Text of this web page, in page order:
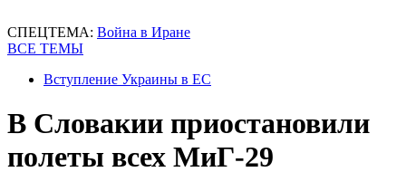
СПЕЦТЕМА: Война в Иране
ВСЕ ТЕМЫ
Вступление Украины в ЕС
В Словакии приостановили
полеты всех МиГ-29